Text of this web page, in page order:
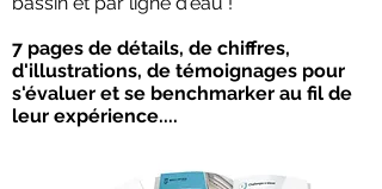
7 pages de détails, de chiffres,
d'illustrations, de témoignages pour
s'évaluer et se benchmarker au fil de
leur expérience....